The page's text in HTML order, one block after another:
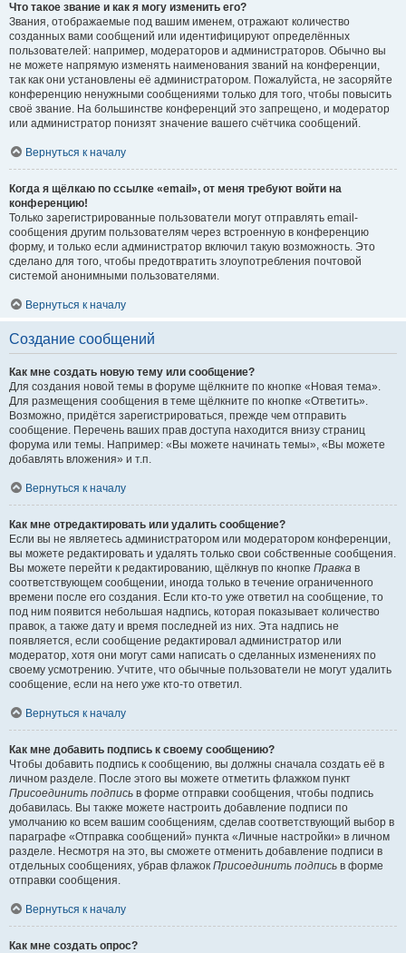
Что такое звание и как я могу изменить его?
Звания, отображаемые под вашим именем, отражают количество
созданных вами сообщений или идентифицируют определённых
пользователей: например, модераторов и администраторов. Обычно вы
не можете напрямую изменять наименования званий на конференции,
так как они установлены её администратором. Пожалуйста, не засоряйте
конференцию ненужными сообщениями только для того, чтобы повысить
своё звание. На большинстве конференций это запрещено, и модератор
или администратор понизят значение вашего счётчика сообщений.
Вернуться к началу
Когда я щёлкаю по ссылке «email», от меня требуют войти на
конференцию!
Только зарегистрированные пользователи могут отправлять email-
сообщения другим пользователям через встроенную в конференцию
форму, и только если администратор включил такую возможность. Это
сделано для того, чтобы предотвратить злоупотребления почтовой
системой анонимными пользователями.
Вернуться к началу
Создание сообщений
Как мне создать новую тему или сообщение?
Для создания новой темы в форуме щёлкните по кнопке «Новая тема».
Для размещения сообщения в теме щёлкните по кнопке «Ответить».
Возможно, придётся зарегистрироваться, прежде чем отправить
сообщение. Перечень ваших прав доступа находится внизу страниц
форума или темы. Например: «Вы можете начинать темы», «Вы можете
добавлять вложения» и т.п.
Вернуться к началу
Как мне отредактировать или удалить сообщение?
Если вы не являетесь администратором или модератором конференции,
вы можете редактировать и удалять только свои собственные сообщения.
Вы можете перейти к редактированию, щёлкнув по кнопке Правка в
соответствующем сообщении, иногда только в течение ограниченного
времени после его создания. Если кто-то уже ответил на сообщение, то
под ним появится небольшая надпись, которая показывает количество
правок, а также дату и время последней из них. Эта надпись не
появляется, если сообщение редактировал администратор или
модератор, хотя они могут сами написать о сделанных изменениях по
своему усмотрению. Учтите, что обычные пользователи не могут удалить
сообщение, если на него уже кто-то ответил.
Вернуться к началу
Как мне добавить подпись к своему сообщению?
Чтобы добавить подпись к сообщению, вы должны сначала создать её в
личном разделе. После этого вы можете отметить флажком пункт
Присоединить подпись в форме отправки сообщения, чтобы подпись
добавилась. Вы также можете настроить добавление подписи по
умолчанию ко всем вашим сообщениям, сделав соответствующий выбор в
параграфе «Отправка сообщений» пункта «Личные настройки» в личном
разделе. Несмотря на это, вы сможете отменить добавление подписи в
отдельных сообщениях, убрав флажок Присоединить подпись в форме
отправки сообщения.
Вернуться к началу
Как мне создать опрос?